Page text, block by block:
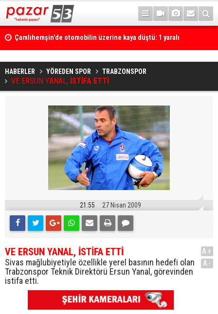
Çamlıhemşin'de otomobilin üzerine kaya düştü: 1 yaralı
HABERLER YÖREDEN SPOR TRABZONSPOR
VE ERSUN YANAL, İSTİFA ETTİ
21:55 27 Nisan 2009
VE ERSUN YANAL, İSTİFA ETTİ
Sivas mağlubiyetiyle özellikle yerel basının hedefi olan
Trabzonspor Teknik Direktörü Ersun Yanal, görevinden
istifa etti.
A+
A-